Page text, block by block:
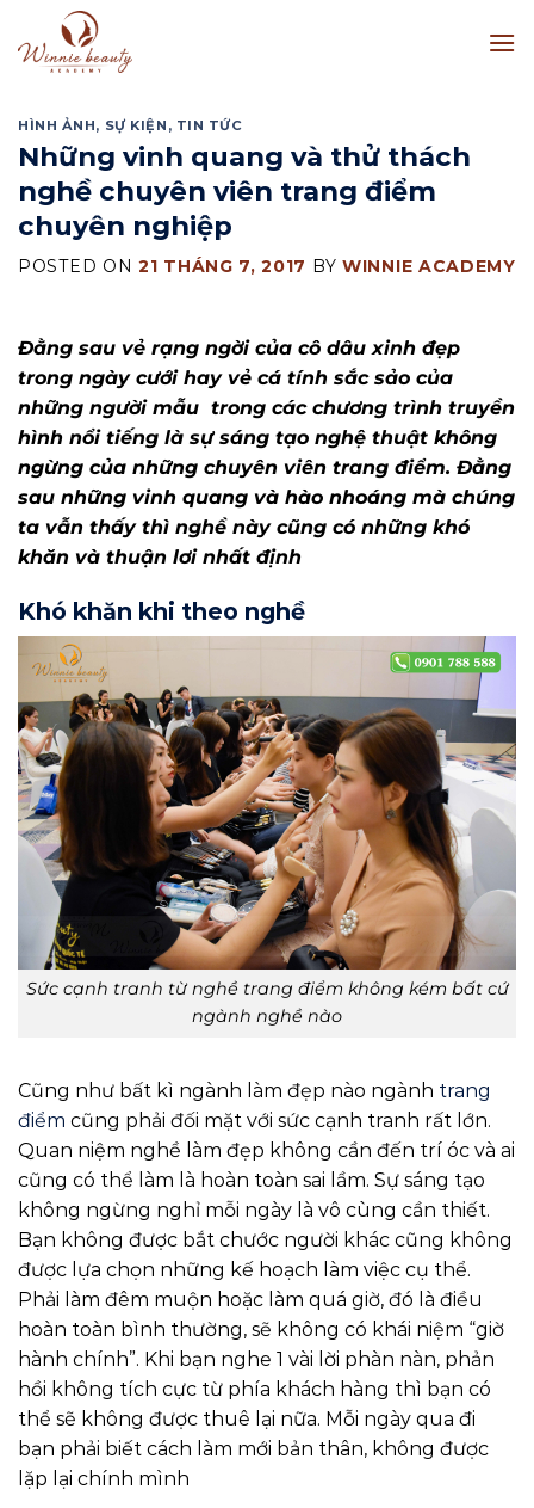
to
content
HÌNH ẢNH, SỰ KIỆN , TIN TỨC
Những vinh quang và thử thách
nghề chuyên viên trang điểm
chuyên nghiệp
POSTED ON 21 THÁNG 7, 2017 BYWINNIE ACADEMY
Đằng sau vẻ rạng ngời của cô dâu xinh đẹp
trong ngày cưới hay vẻ cá tính sắc sảo của
những người mẫu trong các chương trình truyền
hình nổi tiếng là sự sáng tạo nghệ thuật không
ngừng của những chuyên viên trang điểm. Đằng
sau những vinh quang và hào nhoáng mà chúng
ta vẫn thấy thì nghề này cũng có những khó
khăn và thuận lơi nhất định
Khó khăn khi theo nghề
Sức cạnh tranh từ nghề trang điểm không kém bất cứ
ngành nghề nào
Cũng như bất kì ngành làm đẹp nào ngành trang
điểm cũng phải đối mặt với sức cạnh tranh rất lớn.
Quan niệm nghề làm đẹp không cần đến trí óc và ai
cũng có thể làm là hoàn toàn sai lầm. Sự sáng tạo
không ngừng nghỉ mỗi ngày là vô cùng cần thiết.
Bạn không được bắt chước người khác cũng không
được lựa chọn những kế hoạch làm việc cụ thể.
Phải làm đêm muộn hoặc làm quá giờ, đó là điều
hoàn toàn bình thường, sẽ không có khái niệm “giờ
hành chính”. Khi bạn nghe 1 vài lời phàn nàn, phản
hồi không tích cực từ phía khách hàng thì bạn có
thể sẽ không được thuê lại nữa. Mỗi ngày qua đi
bạn phải biết cách làm mới bản thân, không được
lặp lại chính mình